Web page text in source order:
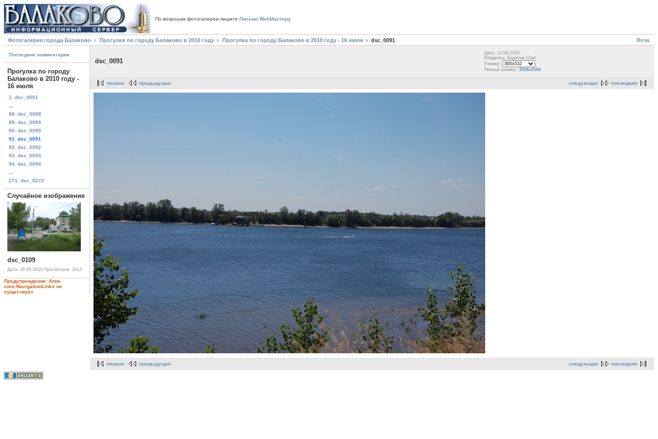
По вопросам фотогалереи пишите Письмо WebМастеру
Вход
Фотогалерея города Балаково Прогулки по городу Балаково в 2010 году Прогулка по городу Балаково в 2010 году - 16 июля dsc_0091
Последние комментарии
Прогулка по городу
Балаково в 2010 году -
16 июля
1. dsc_0001
88. dsc_0088
89. dsc_0089
90. dsc_0090
91. dsc_0091
92. dsc_0092
93. dsc_0093
94. dsc_0094
271. dsc_0272
Случайное изображение
dsc_0109
Дата: 28.06.2010 Просмотров: 1613
Предупреждение: блок
core.NavigationLinks не
существует.
dsc_0091
Дата: 12.09.2010
Владелец: Бодичев Олег
Размер:
Полный размер: 3008x2000
следующая последняя
первая предыдущая
следующая последняя
первая предыдущая